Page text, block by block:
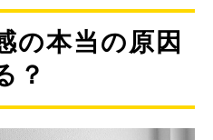
の本当の原因
？